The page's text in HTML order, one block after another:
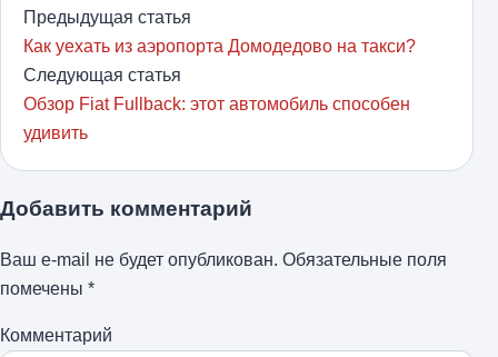
Предыдущая статья
Как уехать из аэропорта Домодедово на такси?
Следующая статья
Обзор Fiat Fullback: этот автомобиль способен
удивить
Добавить комментарий
Ваш e-mail не будет опубликован. Обязательные поля
помечены *
Комментарий